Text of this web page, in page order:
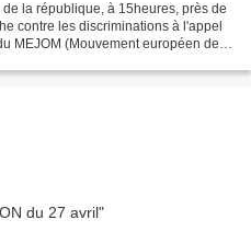
la république, à 15heures, près de
contre les discriminations à l'appel
MEJOM (Mouvement européen des